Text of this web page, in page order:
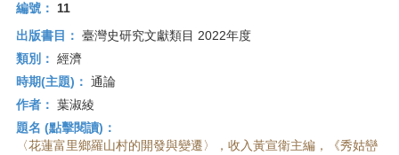
編號：
11
出版書目： 臺灣史研究文獻類目 2022年度
類別： 經濟
時期(主題)： 通論
作者： 葉淑綾
題名 (點擊閱讀)：
〈花蓮富里鄉羅山村的開發與變遷〉，收入黃宣衛主編，《秀姑巒